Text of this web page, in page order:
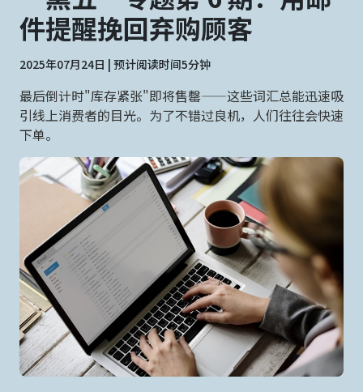
件提醒挽回弃购顾客
2025年07月24日 | 预计阅读时间5分钟
最后倒计时"库存紧张"即将售罄——这些词汇总能迅速吸
引线上消费者的目光。为了不错过良机，人们往往会快速
下单。